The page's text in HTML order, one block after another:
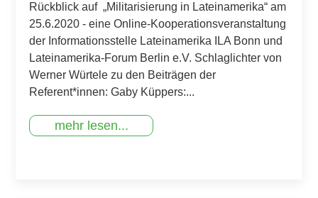
Rückblick auf „Militarisierung in Lateinamerika“ am
25.6.2020 - eine Online-Kooperationsveranstaltung
der Informationsstelle Lateinamerika ILA Bonn und
Lateinamerika-Forum Berlin e.V. Schlaglichter von
Werner Würtele zu den Beiträgen der
Referent*innen: Gaby Küppers:...
mehr lesen...